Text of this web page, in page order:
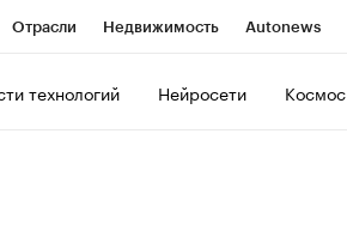
Отрасли Недвижимость Autonews
технологий Нейросети Космос